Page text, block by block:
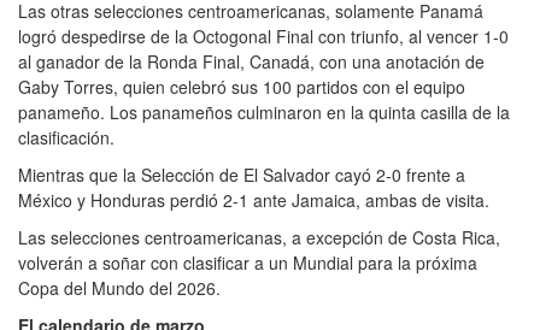
Las otras selecciones centroamericanas, solamente Panamá
logró despedirse de la Octogonal Final con triunfo, al vencer 1-0
al ganador de la Ronda Final, Canadá, con una anotación de
Gaby Torres, quien celebró sus 100 partidos con el equipo
panameño. Los panameños culminaron en la quinta casilla de la
clasificación.
Mientras que la Selección de El Salvador cayó 2-0 frente a
México y Honduras perdió 2-1 ante Jamaica, ambas de visita.
Las selecciones centroamericanas, a excepción de Costa Rica,
volverán a soñar con clasificar a un Mundial para la próxima
Copa del Mundo del 2026.
El calendario de marzo